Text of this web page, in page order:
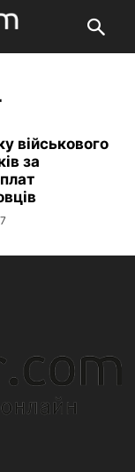
військового
за